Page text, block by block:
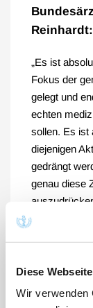
Diese
Wir verwenden
Reinhardt:
„Es ist
Fokus der
gelegt und
echten
sollen. Es ist
diejenigen
gedrängt
genau diese
man nicht
Versorgung
Stimmen